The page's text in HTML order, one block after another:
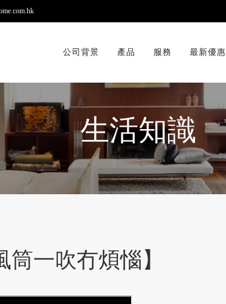
公司背景 產品 服務 最新優惠
生活知識
筒一吹冇煩惱】